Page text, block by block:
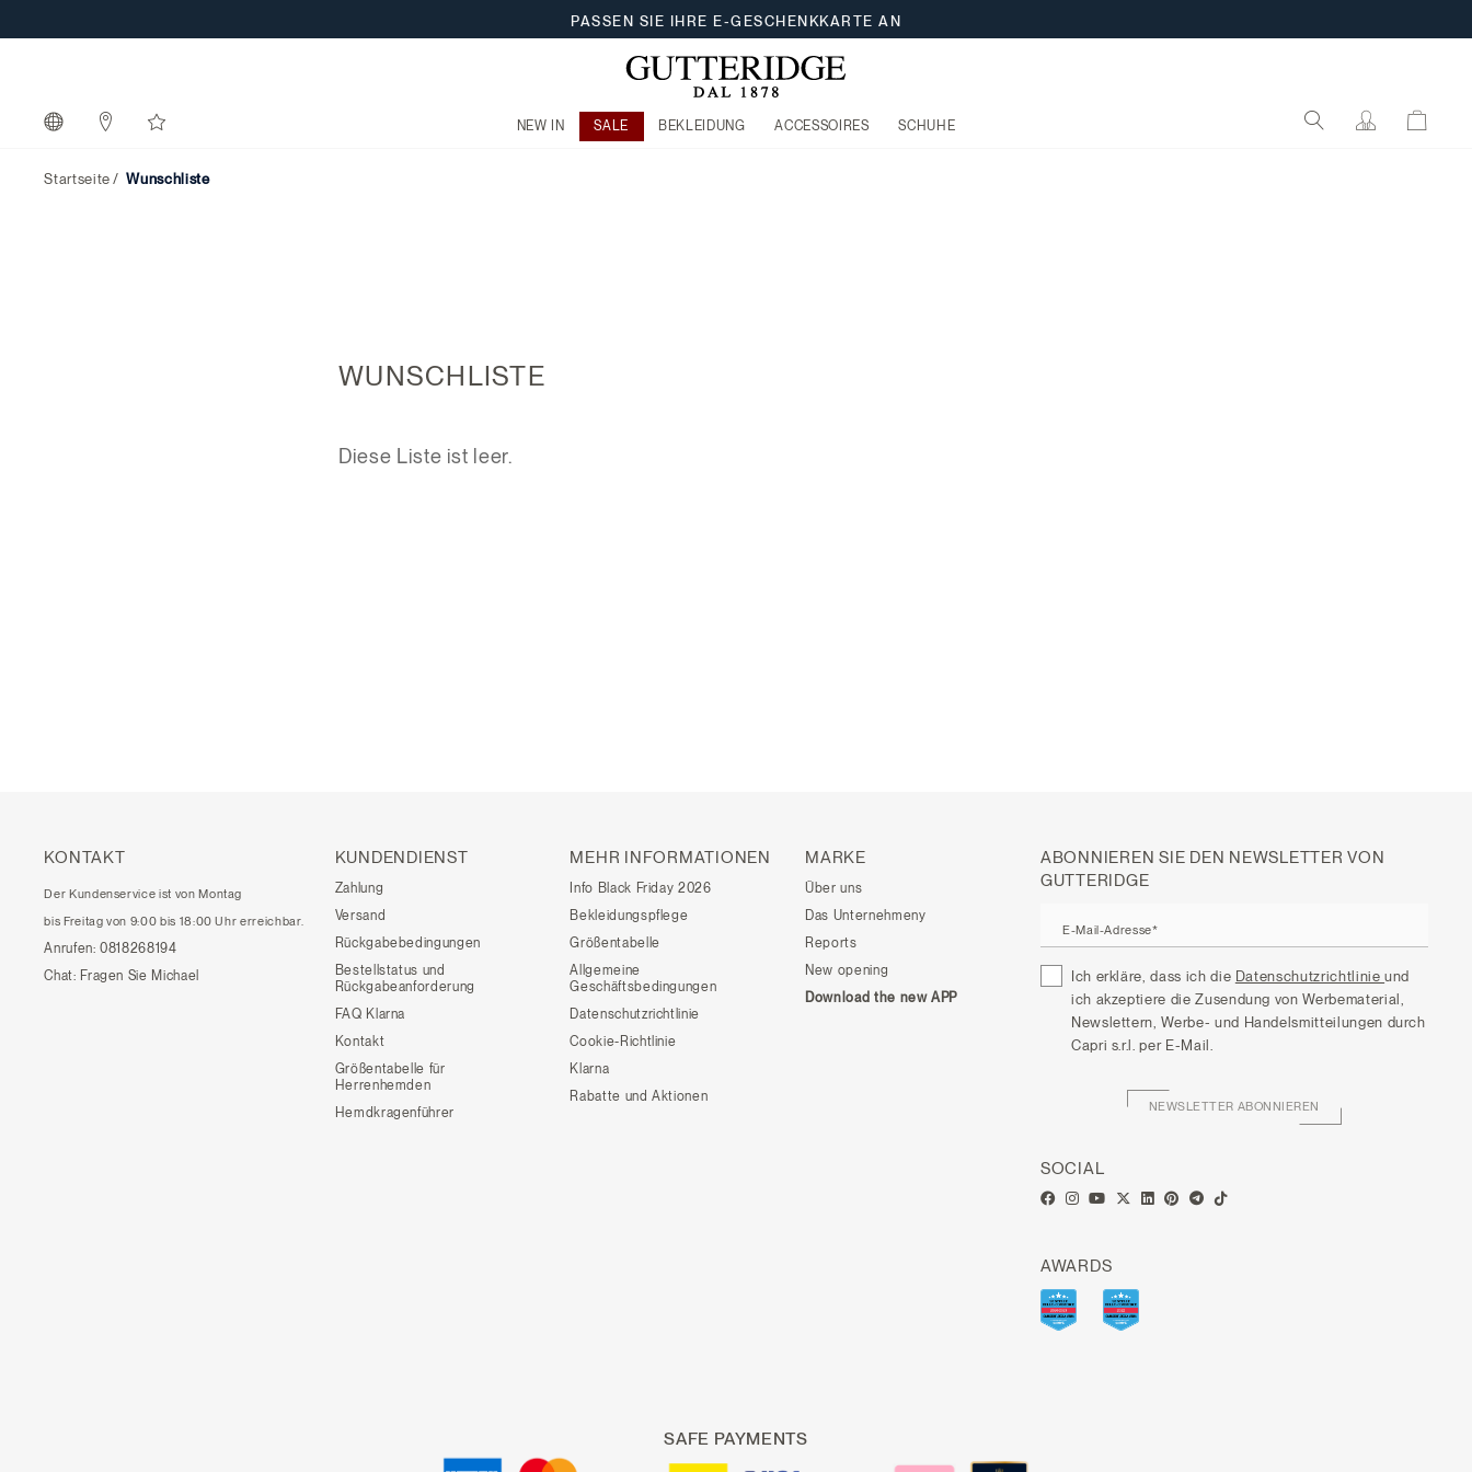
PASSEN SIE IHRE E-GESCHENKKARTE AN
NEW IN SALE BEKLEIDUNG ACCESSOIRES SCHUHE
Startseite Wunschliste
WUNSCHLISTE
Diese Liste ist leer.
KONTAKT
Der Kundenservice ist von Montag
bis Freitag von 9:00 bis 18:00 Uhr erreichbar.
Anrufen: 0818268194
Chat: Fragen Sie Michael
KUNDENDIENST
Zahlung
Versand
Rückgabebedingungen
Bestellstatus und
Rückgabeanforderung
FAQ Klarna
Kontakt
Größentabelle für
Herrenhemden
Hemdkragenführer
MEHR INFORMATIONEN
Info Black Friday 2026
Bekleidungspflege
Größentabelle
Allgemeine
Geschäftsbedingungen
Datenschutzrichtlinie
Cookie-Richtlinie
Klarna
Rabatte und Aktionen
MARKE
Über uns
Das Unternehmeny
Reports
New opening
Download the new APP
ABONNIEREN SIE DEN NEWSLETTER VON
GUTTERIDGE
E-Mail-Adresse*
Ich erkläre, dass ich die Datenschutzrichtlinieund
ich akzeptiere die Zusendung von Werbematerial,
Newslettern, Werbe- und Handelsmitteilungen durch
Capri s.r.l. per E-Mail.
NEWSLETTER ABONNIEREN
SOCIAL
AWARDS
SAFE PAYMENTS